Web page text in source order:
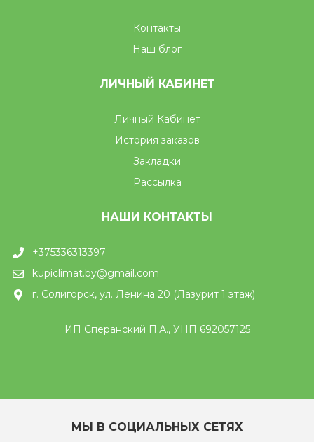
Контакты
Наш блог
ЛИЧНЫЙ КАБИНЕТ
Личный Кабинет
История заказов
Закладки
Рассылка
НАШИ КОНТАКТЫ
+375336313397
kupiclimat.by@gmail.com
г. Солигорск, ул. Ленина 20 (Лазурит 1 этаж)
ИП Сперанский П.А., УНП 692057125
МЫ В СОЦИАЛЬНЫХ СЕТЯХ